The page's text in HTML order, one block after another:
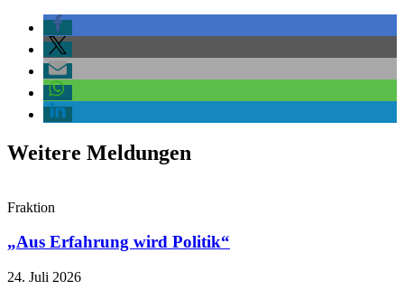
Weitere Meldungen
Fraktion
„Aus Erfahrung wird Politik“
24. Juli 2026